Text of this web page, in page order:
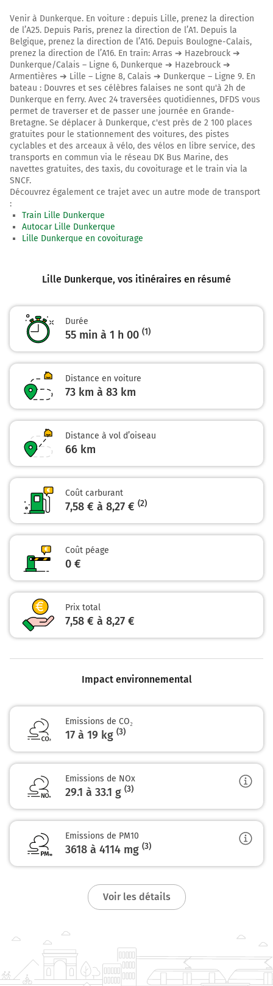
OSTENDE
COUDEKERQUE-BRANCHE
DUNKERQUE-CENTRE
MALO
DUNKERQUE
A16
Sortir et rejoindre D635 (Avenue de la Libération).
Continuer sur 2,4 kilomètres
DUNKERQUE-CENTRE
DUNKERQUE-ROSENDAEL
CENTRE HOSPITALIER
79 km
Pont des Brasseurs
Continuer Avenue du Stade sur 150 mètres
81 km
81 km
Pont de Rosendaël
82 km
Continuer Boulevard Porte Sainte-Barbe sur 110 mètres
82 km
Continuer Boulevard Sainte-Barbe sur 450 mètres
82 km
Continuer Place Jean Bart sur 90 mètres
82 km
Venir à Dunkerque. En voiture : depuis Lille, prenez la direction
de l’A25. Depuis Paris, prenez la direction de l’A1. Depuis la
Belgique, prenez la direction de l’A16. Depuis Boulogne-Calais,
prenez la direction de l’A16. En train: Arras ➔ Hazebrouck ➔
Dunkerque/Calais – Ligne 6, Dunkerque ➔ Hazebrouck ➔
Armentières ➔ Lille – Ligne 8, Calais ➔ Dunkerque – Ligne 9. En
bateau : Douvres et ses célèbres falaises ne sont qu'à 2h de
Dunkerque en ferry. Avec 24 traversées quotidiennes, DFDS vous
permet de traverser et de passer une journée en Grande-
Bretagne. Se déplacer à Dunkerque, c'est près de 2 100 places
gratuites pour le stationnement des voitures, des pistes
cyclables et des arceaux à vélo, des vélos en libre service, des
transports en commun via le réseau DK Bus Marine, des
navettes gratuites, des taxis, du covoiturage et le train via la
SNCF.
Découvrez également ce trajet avec un autre mode de transport
:
Train Lille Dunkerque
Autocar Lille Dunkerque
Lille Dunkerque en covoiturage
Lille Dunkerque, vos itinéraires en résumé
Durée
55 min à 1 h 00 (1)
Distance en voiture
73 km à 83 km
Distance à vol d’oiseau
66 km
Coût carburant
7,58 € à 8,27 € (2)
Coût péage
0 €
Prix total
7,58 € à 8,27 €
Impact environnemental
Emissions de CO₂
17 à 19 kg (3)
Emissions de NOx
29.1 à 33.1 g (3)
Emissions de PM10
3618 à 4114 mg (3)
Voir les détails